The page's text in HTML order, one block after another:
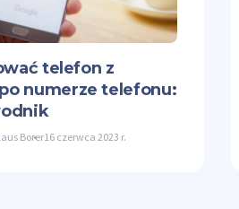
Twitter
telefon z
numerze telefonu:
Borer16 czerwca 2023 r.